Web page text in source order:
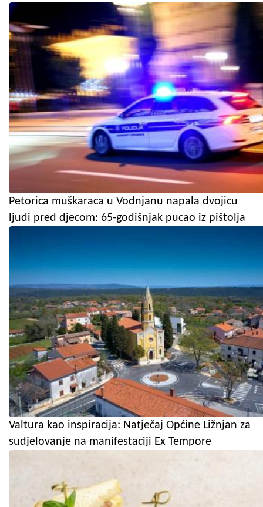
Petorica muškaraca u Vodnjanu napala dvojicu
ljudi pred djecom: 65-godišnjak pucao iz pištolja
Valtura kao inspiracija: Natječaj Općine Ližnjan za
sudjelovanje na manifestaciji Ex Tempore